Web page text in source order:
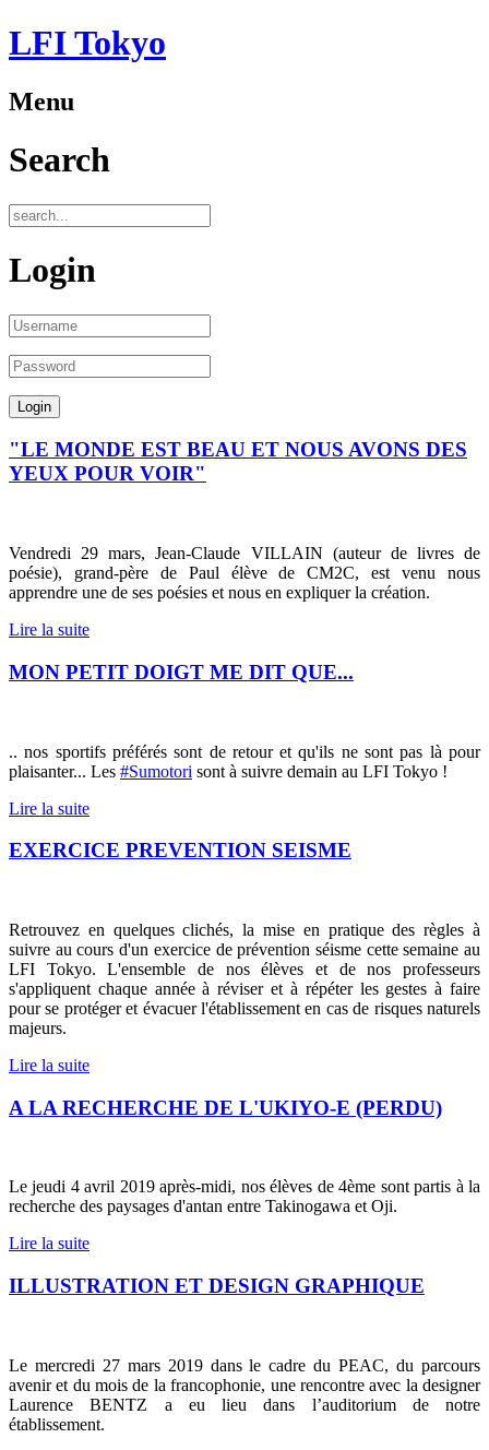
LFI Tokyo
Menu
Search
Login
"LE MONDE EST BEAU ET NOUS AVONS DES
YEUX POUR VOIR"
Vendredi 29 mars, Jean-Claude VILLAIN (auteur de livres de
poésie), grand-père de Paul élève de CM2C, est venu nous
apprendre une de ses poésies et nous en expliquer la création.
Lire la suite
MON PETIT DOIGT ME DIT QUE...
.. nos sportifs préférés sont de retour et qu'ils ne sont pas là pour
plaisanter... Les #Sumotori sont à suivre demain au LFI Tokyo !
Lire la suite
EXERCICE PREVENTION SEISME
Retrouvez en quelques clichés, la mise en pratique des règles à
suivre au cours d'un exercice de prévention séisme cette semaine au
LFI Tokyo. L'ensemble de nos élèves et de nos professeurs
s'appliquent chaque année à réviser et à répéter les gestes à faire
pour se protéger et évacuer l'établissement en cas de risques naturels
majeurs.
Lire la suite
A LA RECHERCHE DE L'UKIYO-E (PERDU)
Le jeudi 4 avril 2019 après-midi, nos élèves de 4ème sont partis à la
recherche des paysages d'antan entre Takinogawa et Oji.
Lire la suite
ILLUSTRATION ET DESIGN GRAPHIQUE
Le mercredi 27 mars 2019 dans le cadre du PEAC, du parcours
avenir et du mois de la francophonie, une rencontre avec la designer
Laurence BENTZ a eu lieu dans l’auditorium de notre
établissement.